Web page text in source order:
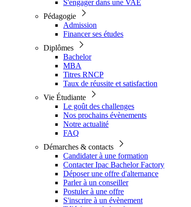
S'engager dans une VAE
Pédagogie
Admission
Financer ses études
Diplômes
Bachelor
MBA
Titres RNCP
Taux de réussite et satisfaction
Vie Étudiante
Le goût des challenges
Nos prochains évènements
Notre actualité
FAQ
Démarches & contacts
Candidater à une formation
Contacter Ipac Bachelor Factory
Déposer une offre d'alternance
Parler à un conseiller
Postuler à une offre
S'inscrire à un évènement